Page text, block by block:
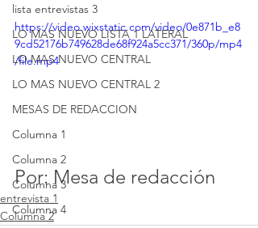
lista entrevistas 3
LO MAS NUEVO LISTA 1 LATERAL
LO MAS NUEVO CENTRAL
LO MAS NUEVO CENTRAL 2
MESAS DE REDACCION
Columna 1
Columna 2
Columna 3
Columna 4
https://video.wixstatic.com/video/0e871b_e8
9cd52176b749628de68f924a5cc371/360p/mp4
/file.mp4
Por: Mesa de redacción
entrevista 1
Columna 2